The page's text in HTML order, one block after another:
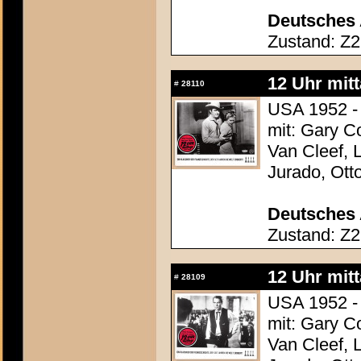
Deutsches
Zustand: Z2
# 28110
12 Uhr
USA 1952
mit: Gary
Van Cleef,
Jurado,
Deutsches
Zustand: Z2
# 28109
12 Uhr
USA 1952
mit: Gary
Van Cleef,